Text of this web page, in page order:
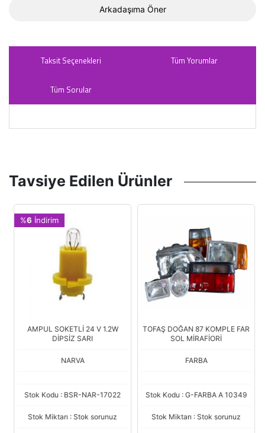
Arkadaşıma Öner
Taksit Seçenekleri Tüm Yorumlar
Tüm Sorular
Tavsiye Edilen Ürünler
%6İndirim
AMPUL SOKETLİ 24 V 1.2W
DİPSİZ SARI
NARVA
Stok Kodu : BSR-NAR-17022
Stok Miktarı : Stok sorunuz
TOFAŞ DOĞAN 87 KOMPLE FAR
SOL MİRAFİORİ
FARBA
Stok Kodu : G-FARBA A 10349
Stok Miktarı : Stok sorunuz